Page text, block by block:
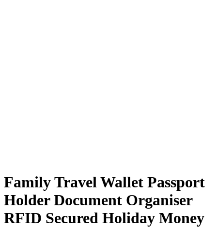
Family Travel Wallet Passport
Holder Document Organiser
RFID Secured Holiday Money